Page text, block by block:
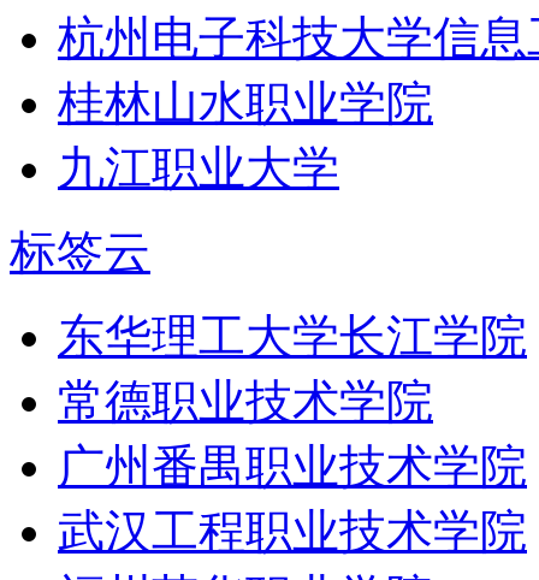
杭州电子科技大学信
桂林山水职业学院
九江职业大学
标签云
东华理工大学长江学院
常德职业技术学院
广州番禺职业技术学院
武汉工程职业技术学院